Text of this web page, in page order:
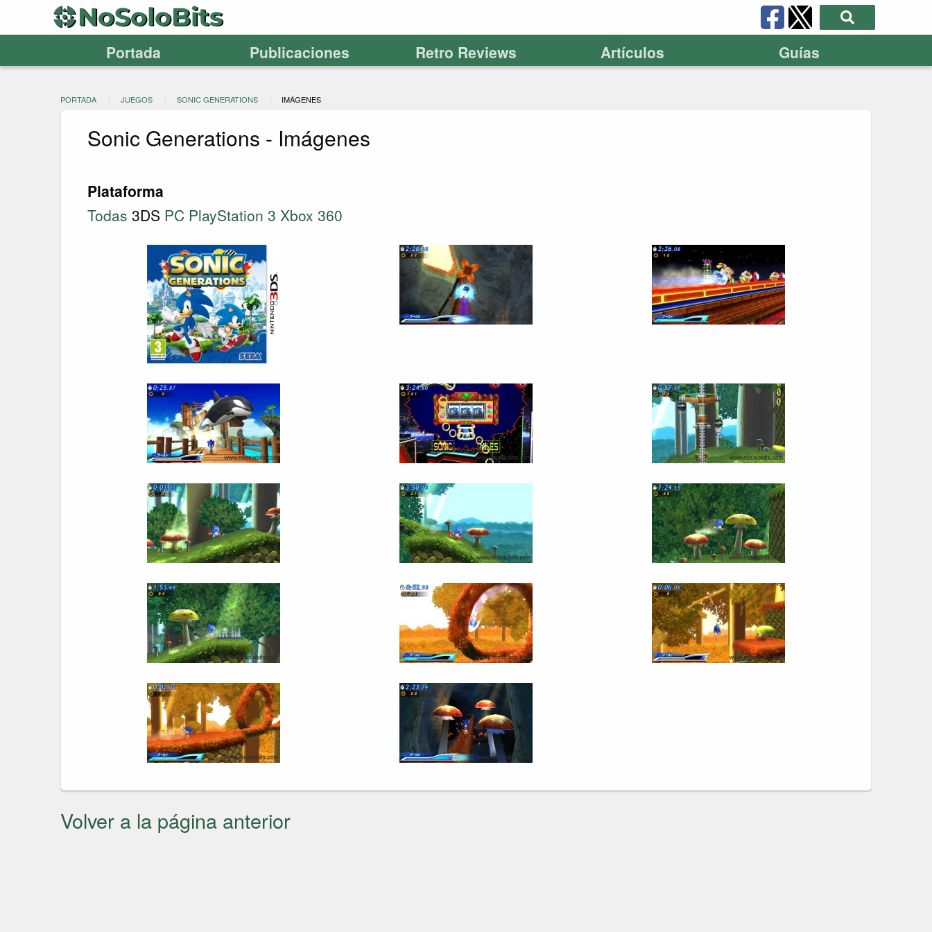
Portada Publicaciones Retro Reviews Artículos Guías
PORTADA JUEGOS SONIC GENERATIONS IMÁGENES
Sonic Generations - Imágenes
Plataforma
Todas 3DS PC PlayStation 3 Xbox 360
Volver a la página anterior